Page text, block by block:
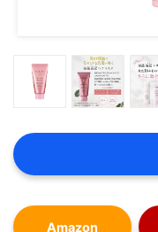
Amazon